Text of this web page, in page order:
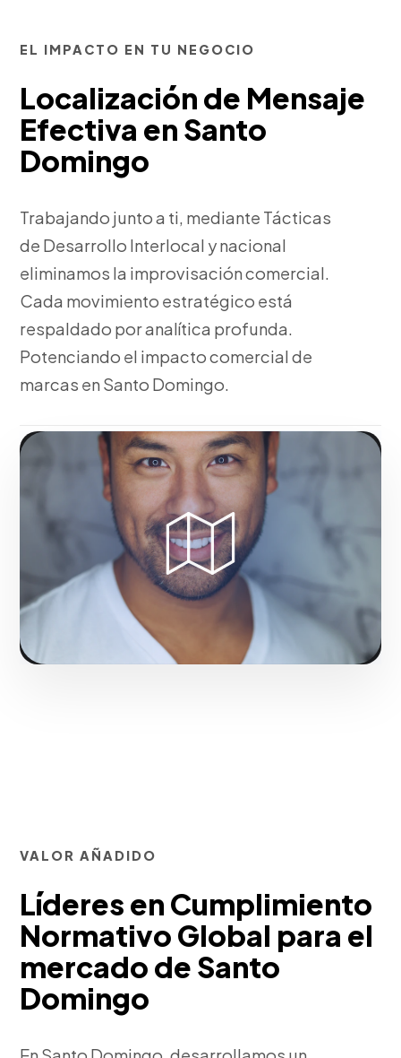
EL IMPACTO EN TU NEGOCIO
Localización de Mensaje
Efectiva en Santo
Domingo
Trabajando junto a ti, mediante Tácticas
de Desarrollo Interlocal y nacional
eliminamos la improvisación comercial.
Cada movimiento estratégico está
respaldado por analítica profunda.
Potenciando el impacto comercial de
marcas en Santo Domingo.
Fase 1:
Desde nuestra experiencia, auditoría
financiera comercial y detección de cuellos de
botella. Acelerando el éxito digital de empresas en
Santo Domingo.
Solicitar servicio
VALOR AÑADIDO
Líderes en Cumplimiento
Normativo Global para el
mercado de Santo
Domingo